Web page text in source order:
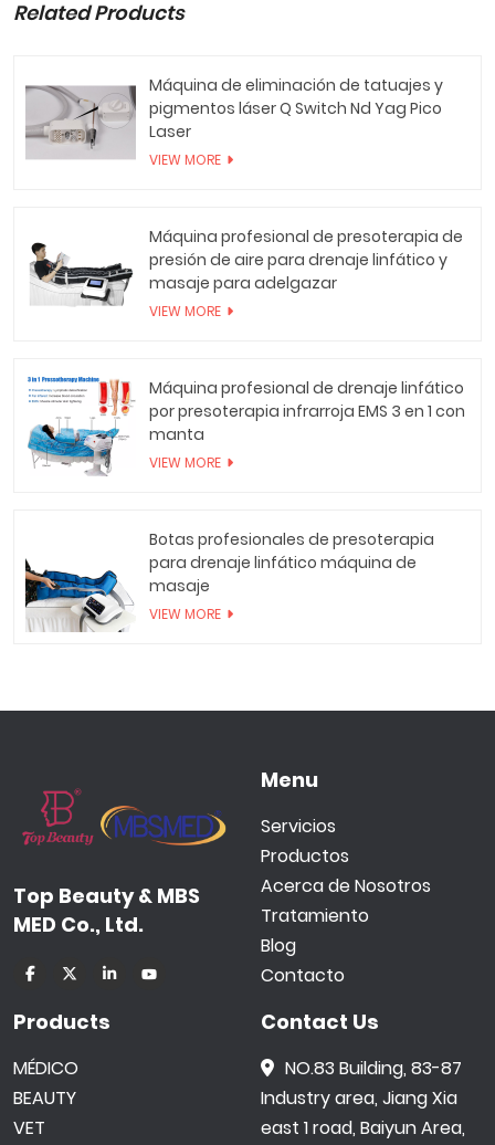
Related Products
Máquina de eliminación de tatuajes y
pigmentos láser Q Switch Nd Yag Pico
Laser
VIEW MORE
Máquina profesional de presoterapia de
presión de aire para drenaje linfático y
masaje para adelgazar
VIEW MORE
Máquina profesional de drenaje linfático
por presoterapia infrarroja EMS 3 en 1 con
manta
VIEW MORE
Botas profesionales de presoterapia
para drenaje linfático máquina de
masaje
VIEW MORE
Top Beauty & MBS
MED Co., Ltd.
Menu
Servicios
Productos
Acerca de Nosotros
Tratamiento
Blog
Contacto
Products
MÉDICO
BEAUTY
VET
Contact Us
NO.83 Building, 83-87
Industry area, Jiang Xia
east 1 road, Baiyun Area,